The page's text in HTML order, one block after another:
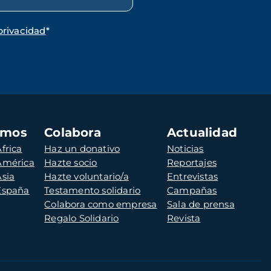
*
Colabora
Haz un donativo
Hazte socio
Hazte voluntario/a
Testamento solidario
Colabora como empresa
Regalo Solidario
Actualidad
Noticias
Reportajes
Entrevistas
Campañas
Sala de prensa
Revista